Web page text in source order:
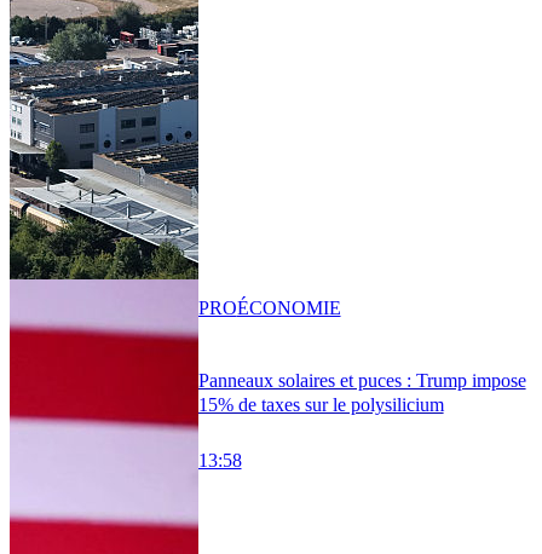
Panneaux solaires et puces : Trump impose
15% de taxes sur le polysilicium
13:58
PROÉCONOMIE